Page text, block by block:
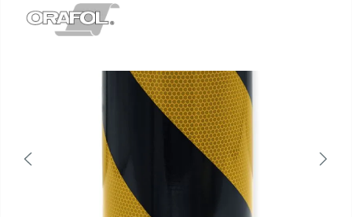
Bildergalerie überspringen